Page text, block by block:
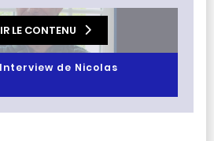
LE CONTENU
de Nicolas